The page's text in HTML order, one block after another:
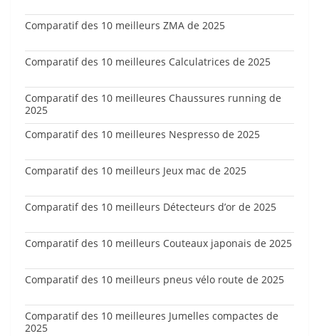
Comparatif des 10 meilleurs ZMA de 2025
Comparatif des 10 meilleures Calculatrices de 2025
Comparatif des 10 meilleures Chaussures running de
2025
Comparatif des 10 meilleures Nespresso de 2025
Comparatif des 10 meilleurs Jeux mac de 2025
Comparatif des 10 meilleurs Détecteurs d’or de 2025
Comparatif des 10 meilleurs Couteaux japonais de 2025
Comparatif des 10 meilleurs pneus vélo route de 2025
Comparatif des 10 meilleures Jumelles compactes de
2025